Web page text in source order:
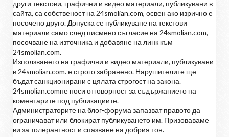
други текстови, графични и видео материали, публикувани в
сайта, са собственост на 24smolian.com, освен ако изрично е
посочено друго. Допуска се публикуване на текстови
материали само след писмено съгласие на 24smolian.com,
посочване на източника и добавяне на линк към
24smolian.com.
Използването на графични и видео материали, публикувани
в 24smolian.com. е строго забранено. Нарушителите ще
бъдат санкционирани с цялата строгост на закона.
24smolian.comне носи отговорност за съдържанието на
коментарите под публикациите.
Администраторите на блог-форума запазват правото да
ограничават или блокират публикуването им. Призоваваме
ви за толерантност и спазване на добрия тон.